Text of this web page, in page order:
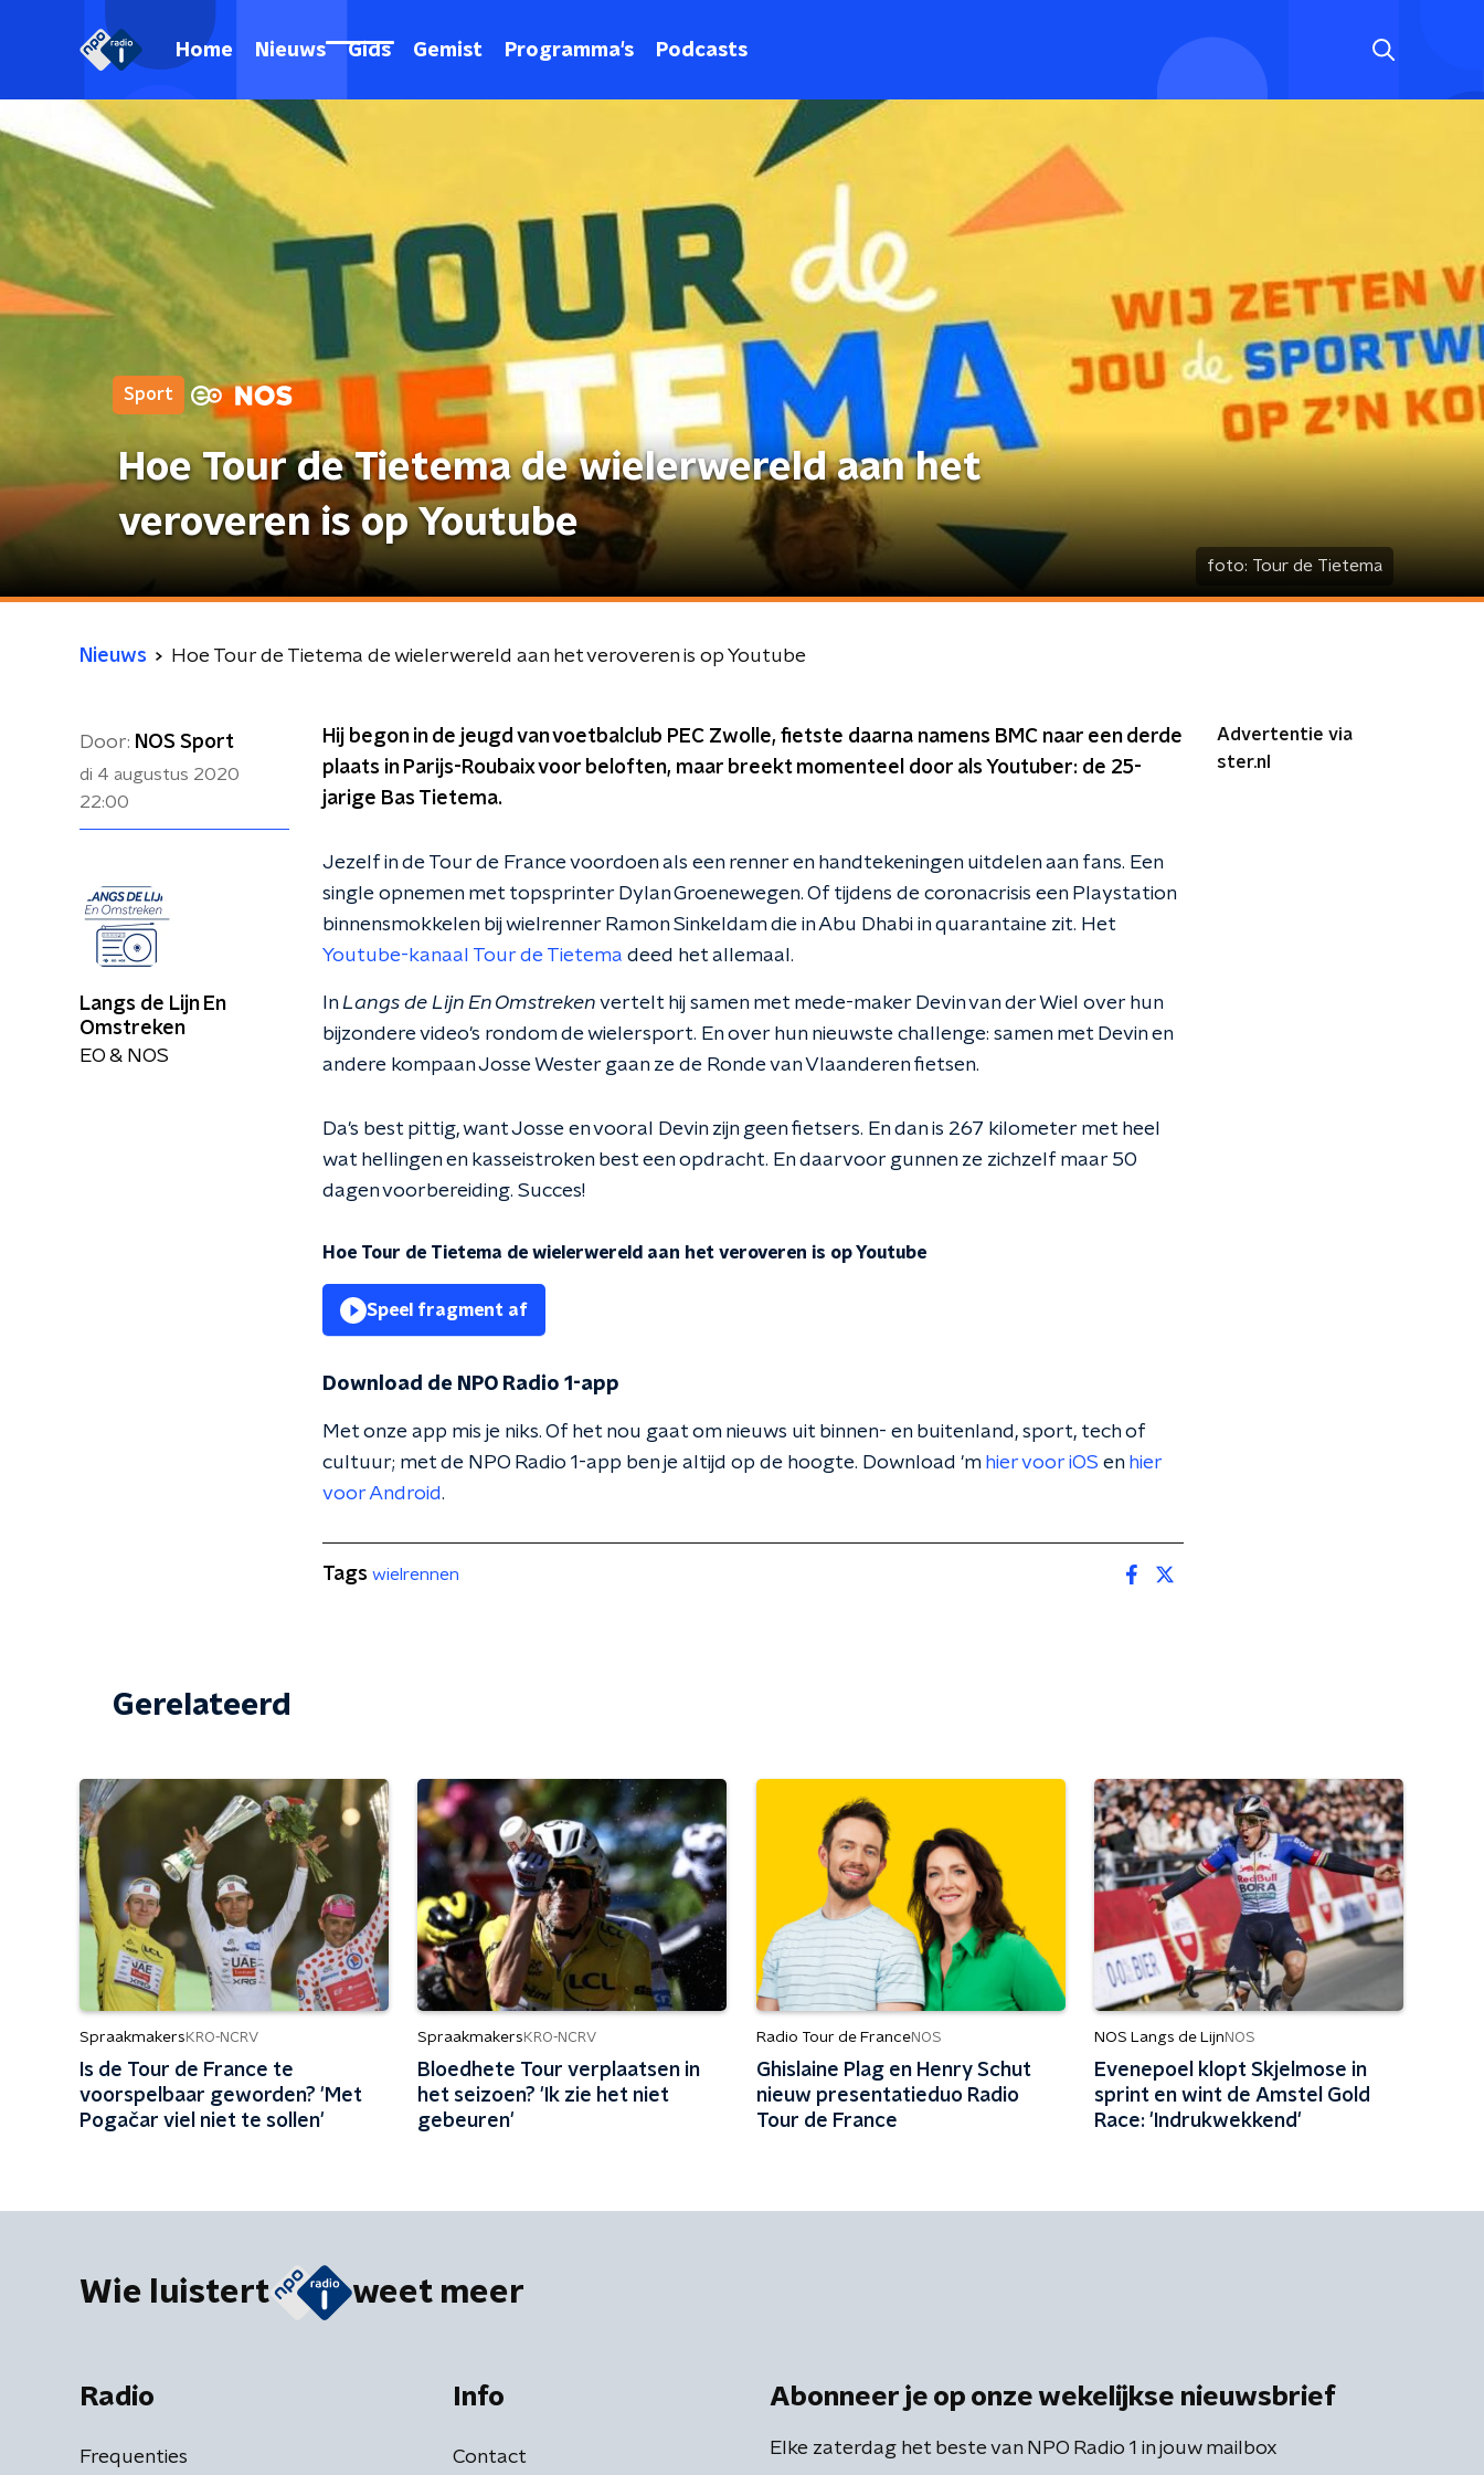
Home Nieuws Gids Gemist Programma's Podcasts
Sport
Hoe Tour de Tietema de wielerwereld aan het
veroveren is op Youtube
foto: Tour de Tietema
Nieuws Hoe Tour de Tietema de wielerwereld aan het veroveren is op Youtube
Door: NOS Sport
di 4 augustus 2020
22:00
Hij begon in de jeugd van voetbalclub PEC Zwolle, fietste daarna namens BMC naar een derde
plaats in Parijs-Roubaix voor beloften, maar breekt momenteel door als Youtuber: de 25-
jarige Bas Tietema.
Jezelf in de Tour de France voordoen als een renner en handtekeningen uitdelen aan fans. Een
single opnemen met topsprinter Dylan Groenewegen. Of tijdens de coronacrisis een Playstation
binnensmokkelen bij wielrenner Ramon Sinkeldam die in Abu Dhabi in quarantaine zit. Het
Youtube-kanaal Tour de Tietema deed het allemaal.
InLangs de Lijn En Omstreken vertelt hij samen met mede-maker Devin van der Wiel over hun
bijzondere video's rondom de wielersport. En over hun nieuwste challenge: samen met Devin en
andere kompaan Josse Wester gaan ze de Ronde van Vlaanderen fietsen.
Da's best pittig, want Josse en vooral Devin zijn geen fietsers. En dan is 267 kilometer met heel
wat hellingen en kasseistroken best een opdracht. En daarvoor gunnen ze zichzelf maar 50
dagen voorbereiding. Succes!
Hoe Tour de Tietema de wielerwereld aan het veroveren is op Youtube
Speel fragment af
Download de NPO Radio 1-app
Met onze app mis je niks. Of het nou gaat om nieuws uit binnen- en buitenland, sport, tech of
cultuur; met de NPO Radio 1-app ben je altijd op de hoogte. Download 'm hier voor iOS en hier
voor Android.
Advertentie via
ster.nl
Langs de Lijn En
Omstreken
EO & NOS
Tags wielrennen
Gerelateerd
Spraakmakers KRO-NCRV
Is de Tour de France te
voorspelbaar geworden? 'Met
Pogačar viel niet te sollen'
Spraakmakers KRO-NCRV
Bloedhete Tour verplaatsen in
het seizoen? 'Ik zie het niet
gebeuren'
Radio Tour de FranceNOS
Ghislaine Plag en Henry Schut
nieuw presentatieduo Radio
Tour de France
NOS Langs de Lijn NOS
Evenepoel klopt Skjelmose in
sprint en wint de Amstel Gold
Race: 'Indrukwekkend'
Wie luistert weet meer
Radio
Frequenties
Info
Contact
Abonneer je op onze wekelijkse nieuwsbrief
Elke zaterdag het beste van NPO Radio 1 in jouw mailbox